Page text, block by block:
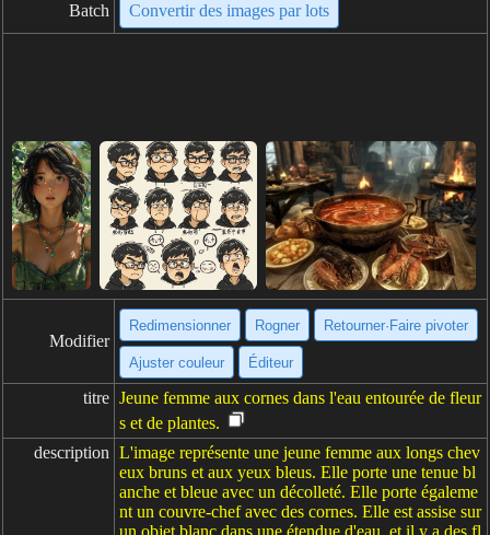
Batch Convertir des images par lots
Modifier
Redimensionner Rogner Retourner·Faire pivoter
Ajuster couleur Éditeur
titre Jeune femme aux cornes dans l'eau entourée de fleur
s et de plantes.
description L'image représente une jeune femme aux longs chev
eux bruns et aux yeux bleus. Elle porte une tenue bl
anche et bleue avec un décolleté. Elle porte égaleme
nt un couvre-chef avec des cornes. Elle est assise sur
un objet blanc dans une étendue d'eau, et il y a des fl